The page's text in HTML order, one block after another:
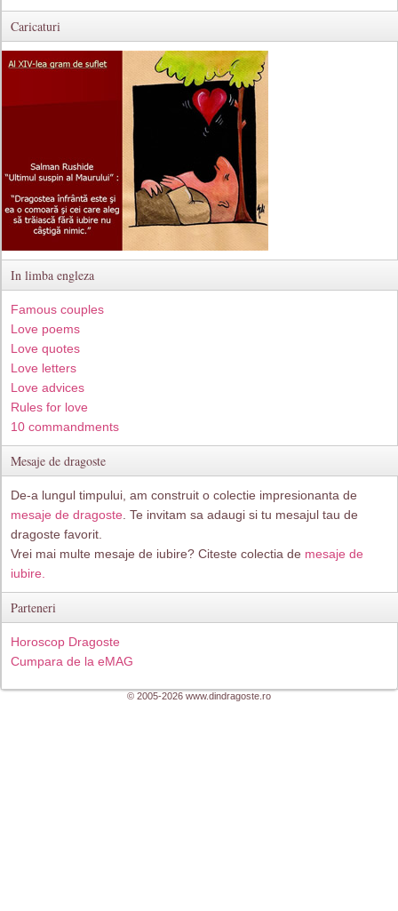
Caricaturi
In limba engleza
Famous couples
Love poems
Love quotes
Love letters
Love advices
Rules for love
10 commandments
Mesaje de dragoste
De-a lungul timpului, am construit o colectie impresionanta de
mesaje de dragoste . Te invitam sa adaugi si tu mesajul tau de
dragoste favorit.
Vrei mai multe mesaje de iubire? Citeste colectia de mesaje de
iubire.
Parteneri
Horoscop Dragoste
Cumpara de la eMAG
© 2005-2026 www.dindragoste.ro